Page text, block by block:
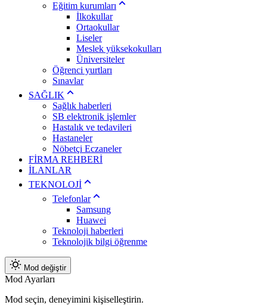
Eğitim kurumları
İlkokullar
Ortaokullar
Liseler
Meslek yüksekokulları
Üniversiteler
Öğrenci yurtları
Sınavlar
SAĞLIK
Sağlık haberleri
SB elektronik işlemler
Hastalık ve tedavileri
Hastaneler
Nöbetçi Eczaneler
FİRMA REHBERİ
İLANLAR
TEKNOLOJİ
Telefonlar
Samsung
Huawei
Teknoloji haberleri
Teknolojik bilgi öğrenme
Mod değiştir
Mod Ayarları
Mod seçin, deneyimini kişiselleştirin.